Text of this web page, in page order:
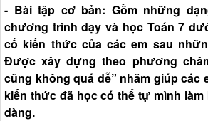
- Bài tập cơ bản: Gồm những
chương trình dạy và học Toán 7
cố kiến thức của các em sau
Được xây dựng theo phương
cũng không quá dễ” nhằm giúp các
kiến thức đã học có thể tự mình làm
dàng.